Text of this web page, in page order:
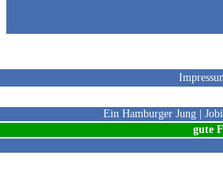
Ein Hamburger Jung
gute